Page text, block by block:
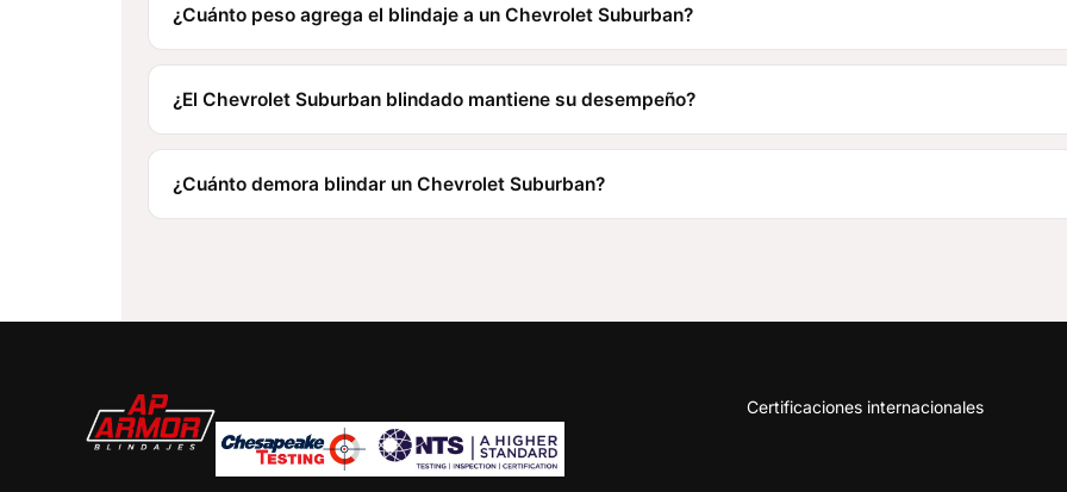
¿Cuánto peso agrega el blindaje a un Chevrolet Suburban?
¿El Chevrolet Suburban blindado mantiene su desempeño?
¿Cuánto demora blindar un Chevrolet Suburban?
Certificaciones internacionales